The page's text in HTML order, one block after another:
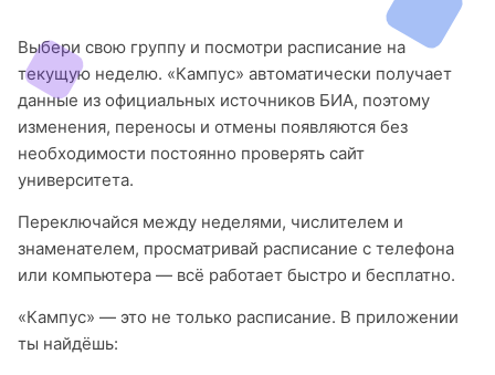
Выбери свою группу и посмотри расписание на
текущую неделю. «Кампус» автоматически получает
данные из официальных источников БИА, поэтому
изменения, переносы и отмены появляются без
необходимости постоянно проверять сайт
университета.
Переключайся между неделями, числителем и
знаменателем, просматривай расписание с телефона
или компьютера — всё работает быстро и бесплатно.
«Кампус» — это не только расписание. В приложении
ты найдёшь: